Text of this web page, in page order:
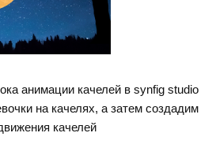
анимации качелей в synfig studio
на качелях, а затем создадим
качелей